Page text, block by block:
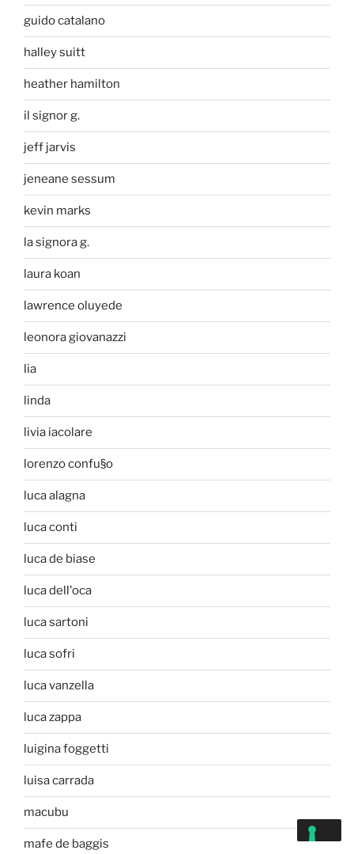
guido catalano
halley suitt
heather hamilton
il signor g.
jeff jarvis
jeneane sessum
kevin marks
la signora g.
laura koan
lawrence oluyede
leonora giovanazzi
lia
linda
livia iacolare
lorenzo confu§o
luca alagna
luca conti
luca de biase
luca dell'oca
luca sartoni
luca sofri
luca vanzella
luca zappa
luigina foggetti
luisa carrada
macubu
mafe de baggis